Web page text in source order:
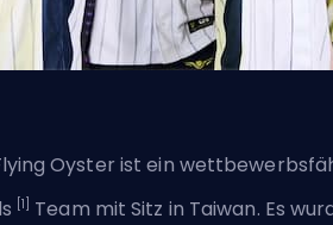
Oyster ist ein
[1]
Team mit Sitz in Taiwan. Es